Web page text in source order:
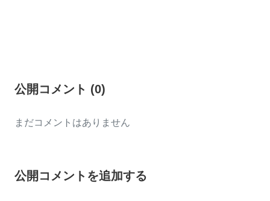
公開コメント (0)
まだコメントはありません
公開コメントを追加する